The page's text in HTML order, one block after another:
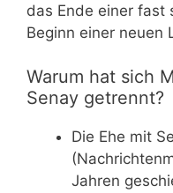
das Ende einer fast
Beginn einer neuen
Warum hat sich
Senay getrennt?
Die Ehe mit
Jahren